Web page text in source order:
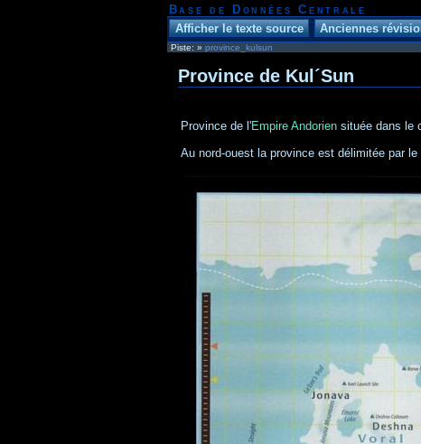
Base de Données Centrale
Piste: » province_kulsun
Province de Kul´Sun
Province de l'Empire Andorien située dans le
Au nord-ouest la province est délimitée par